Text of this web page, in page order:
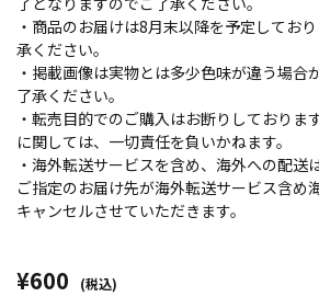
・商品のお届けは8月末以降を予定してお
承ください。
・掲載画像は実物とは多少色味が違う場合
了承ください。
・転売目的でのご購入はお断りしておりま
に関しては、一切責任を負いかねます。
・海外転送サービスを含め、海外への配送
ご指定のお届け先が海外転送サービス含め
キャンセルさせていただきます。
¥600 (税込)